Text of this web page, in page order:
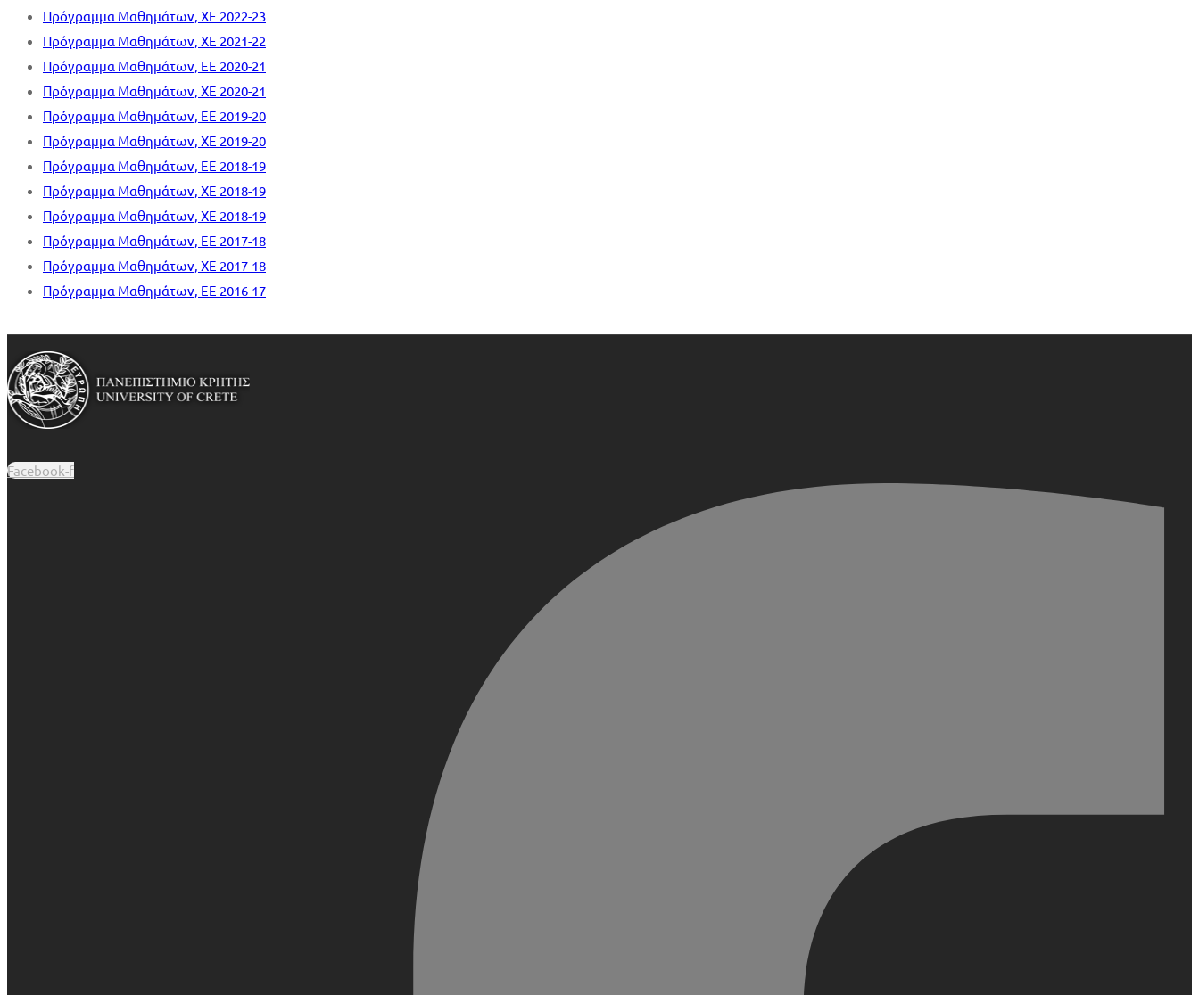
Πρόγραμμα Μαθημάτων, ΧΕ 2022-23
Πρόγραμμα Μαθημάτων, XΕ 2021-22
Πρόγραμμα Μαθημάτων, EΕ 2020-21
Πρόγραμμα Μαθημάτων, XΕ 2020-21
Πρόγραμμα Μαθημάτων, ΕΕ 2019-20
Πρόγραμμα Μαθημάτων, XΕ 2019-20
Πρόγραμμα Μαθημάτων, EΕ 2018-19
Πρόγραμμα Μαθημάτων, XΕ 2018-19
Πρόγραμμα Μαθημάτων, XΕ 2018-19
Πρόγραμμα Μαθημάτων, EE 2017-18
Πρόγραμμα Μαθημάτων, ΧΕ 2017-18
Πρόγραμμα Μαθημάτων, EΕ 2016-17
Facebook-f